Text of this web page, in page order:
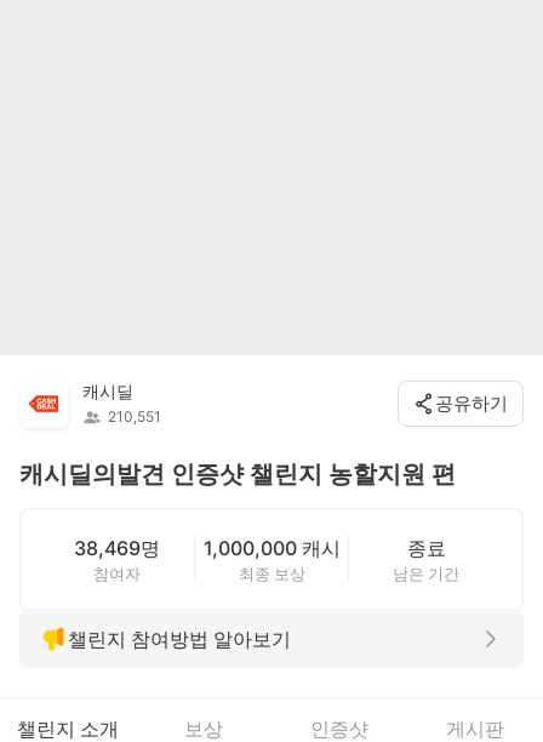
캐시딜
210,551
공유하기
캐시딜의발견 인증샷 챌린지 농할지원 편
38,469명
참여자
1,000,000 캐시
최종 보상
종료
남은 기간
챌린지 참여방법 알아보기
챌린지 소개 보상 인증샷 게시판